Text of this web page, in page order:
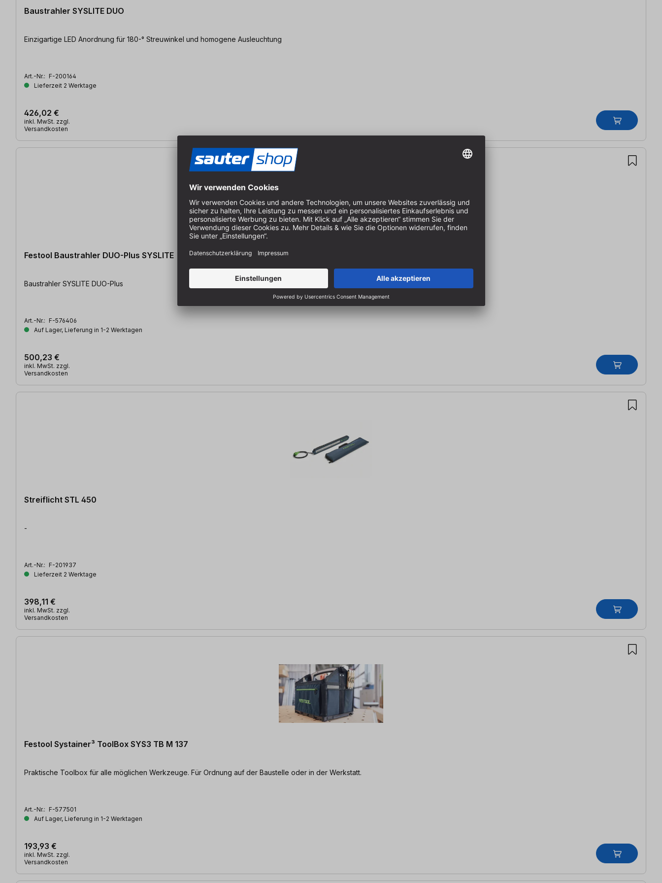
Baustrahler SYSLITE DUO
Einzigartige LED Anordnung für 180-° Streuwinkel und homogene Ausleuchtung
Art.-Nr.: F-200164
Lieferzeit 2 Werktage
426,02 €
inkl. MwSt. zzgl.
Versandkosten
Festool Baustrahler DUO-Plus SYSLITE
Baustrahler SYSLITE DUO-Plus
Art.-Nr.: F-576406
Auf Lager, Lieferung in 1-2 Werktagen
500,23 €
inkl. MwSt. zzgl.
Versandkosten
Streiflicht STL 450
-
Art.-Nr.: F-201937
Lieferzeit 2 Werktage
398,11 €
inkl. MwSt. zzgl.
Versandkosten
Festool Systainer³ ToolBox SYS3 TB M 137
Praktische Toolbox für alle möglichen Werkzeuge. Für Ordnung auf der Baustelle oder in der Werkstatt.
Art.-Nr.: F-577501
Auf Lager, Lieferung in 1-2 Werktagen
193,93 €
inkl. MwSt. zzgl.
Versandkosten